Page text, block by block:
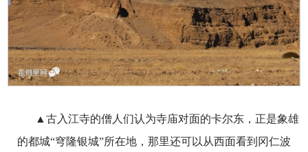
▲古入江寺的僧人们认为寺庙对面的卡尔东，正是象雄
的都城“穹隆银城”所在地，那里还可以从西面看到冈仁波